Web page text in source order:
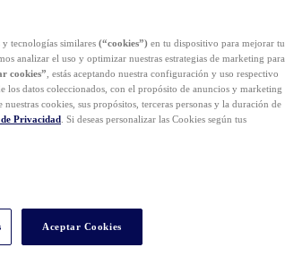
tecnologías similares (“cookies”) en tu dispositivo para mejorar tu
analizar el uso y optimizar nuestras estrategias de marketing para
cookies” , estás aceptando nuestra configuración y uso respectivo
los datos coleccionados, con el propósito de anuncios y marketing
cookies, sus propósitos, terceras personas y la duración de
Privacidad . Si deseas personalizar las Cookies según tus
Aceptar Cookies